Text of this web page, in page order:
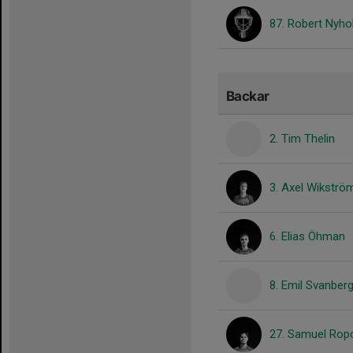
87. Robert
Backar
2. Tim Thelin
3. Axel
6. Elias Öhman
8. Emil Svanberg
27. Samuel